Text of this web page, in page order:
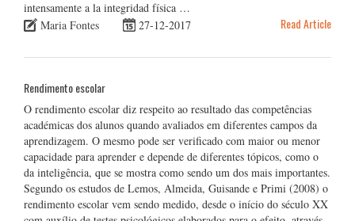
intensamente a la integridad física …
Maria Fontes
27-12-2017 Read Article
Rendimento escolar
O rendimento escolar diz respeito ao resultado das competências
académicas dos alunos quando avaliados em diferentes campos da
aprendizagem. O mesmo pode ser verificado com maior ou menor
capacidade para aprender e depende de diferentes tópicos, como o
da inteligência, que se mostra como sendo um dos mais importantes.
Segundo os estudos de Lemos, Almeida, Guisande e Primi (2008) o
rendimento escolar vem sendo medido, desde o início do século XX